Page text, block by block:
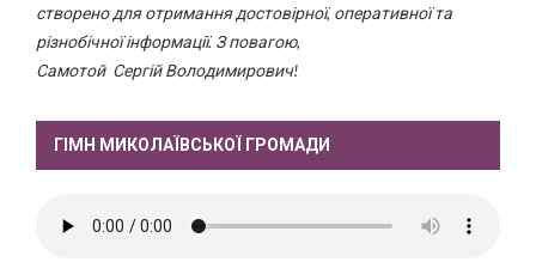
створено для отримання достовірної, оперативної та
різнобічної інформації. З повагою,
Самотой Сергій Володимирович!
ГІМН МИКОЛАЇВСЬКОЇ ГРОМАДИ